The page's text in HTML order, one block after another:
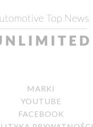
MARKI
YOUTUBE
FACEBOOK